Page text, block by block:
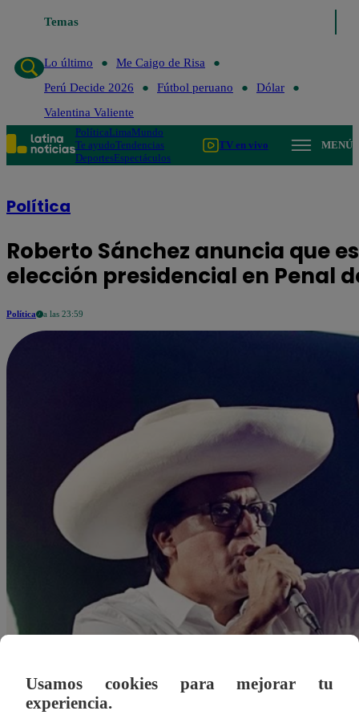
Temas
de Risa Perú Decide 2026
Lo último
Me Caigo de Risa
Perú Decide 2026
Fútbol peruano
Dólar
Valentina Valiente
PolíticaLimaMundo
Te ayudoTendencias
DeportesEspectáculos
TV en vivo MENÚ
Política
Roberto Sánchez anuncia que
elección presidencial en Penal
Política a las 23:59
Agustín Sosa
Usamos cookies para mejorar tu
experiencia.